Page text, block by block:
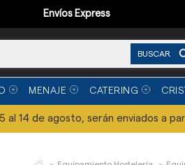
Envíos Express
BUSCAR
MENAJE CATERING
al 14 de agosto, serán enviados a